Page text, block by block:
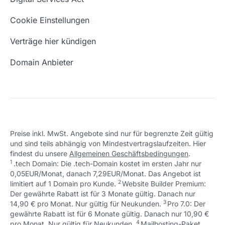
Schön, dass ich dir helfen konnte.
Tut mir leid, du erreichst uns unter:
+49 (0) 451 / 70 99 70
support@checkdomain.de
Schön, dass ich dir helfen konnte.
Tut mir leid, du erreichst uns unter:
+49 (0) 451 / 70 99 70
support@checkdomain.de
Schön, dass ich dir helfen konnte.
Tut mir leid, du erreichst uns unter:
+49 (0) 451 / 70 99 70oder
support@checkdomain.de
Schön, dass ich dir helfen konnte.
Tut mir leid, du erreichst uns unter:
+49 (0) 451 / 70 99 70oder
support@checkdomain.de
Schön, dass ich dir helfen konnte.
Tut mir leid, du erreichst uns unter:
+49 (0) 451 / 70 99 70oder
support@checkdomain.de
Domain Umzug
Wie ist meine IP?
Email Adresse erstellen
Cookie Einstellungen
Verträge hier kündigen
Domain Anbieter
Preise inkl. MwSt. Angebote sind nur für begrenzte Zeit gültig
und sind teils abhängig von Mindestvertragslaufzeiten. Hier
findest du unsere Allgemeinen Geschäftsbedingungen.
1 .tech Domain: Die .tech-Domain kostet im ersten Jahr nur
0,05EUR/Monat, danach 7,29EUR/Monat. Das Angebot ist
limitiert auf 1 Domain pro Kunde. ↩ 1
2 Website Builder Premium:
Der gewährte Rabatt ist für 3 Monate gültig. Danach nur
14,90 € pro Monat. Nur gültig für Neukunden. ↩ 1
3 Pro 7.0: Der
gewährte Rabatt ist für 6 Monate gültig. Danach nur 10,90 €
↩ 1
4